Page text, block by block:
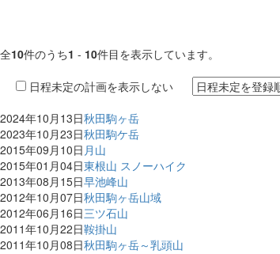
全10件のうち1 - 10件目を表示しています。
日程未定の計画を表示しない
2024年10月13日秋田駒ヶ岳
2023年10月23日秋田駒ケ岳
2015年09月10日 月山
2015年01月04日東根山 スノーハイク
2013年08月15日早池峰山
2012年10月07日秋田駒ヶ岳山域
2012年06月16日三ツ石山
2011年10月22日鞍掛山
2011年10月08日秋田駒ヶ岳～乳頭山